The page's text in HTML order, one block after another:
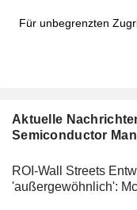
Für unbegrenzten
Aktuelle
Semiconductor
ROI-Wall Streets
'außergewöhnlich':